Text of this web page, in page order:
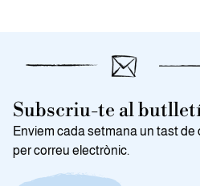
Subscriu-te al
Enviem cada setmana un tast
per correu electrònic.